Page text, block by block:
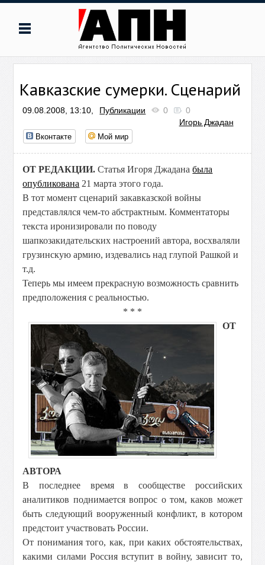
Кавказские сумерки. Сценарий
09.08.2008, 13:10, Публикации 0
0
Игорь Джадан
Вконтакте Мой мир
ОТ РЕДАКЦИИ. Статья Игоря Джаданабыла
опубликована 21 марта этого года.
В тот момент сценарий закавказской войны
представлялся чем-то абстрактным. Комментаторы
текста иронизировали по поводу
шапкозакидательских настроений автора, восхваляли
грузинскую армию, издевались над глупой Рашкой и
т.д.
Теперь мы имеем прекрасную возможность сравнить
предположения с реальностью.
* * *
ОТ
АВТОРА
В последнее время в сообществе российских
аналитиков поднимается вопрос о том, каков может
быть следующий вооруженный конфликт, в котором
предстоит участвовать России.
От понимания того, как, при каких обстоятельствах,
какими силами Россия вступит в войну, зависит то,